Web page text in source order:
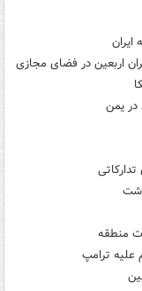
اربعین در فضای مجازی
در یمن
منطقه
ترامپ